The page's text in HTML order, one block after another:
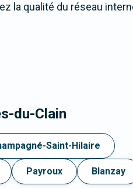
la qualité du réseau
du-Clain
Saint-Hilaire
Payroux Blanzay